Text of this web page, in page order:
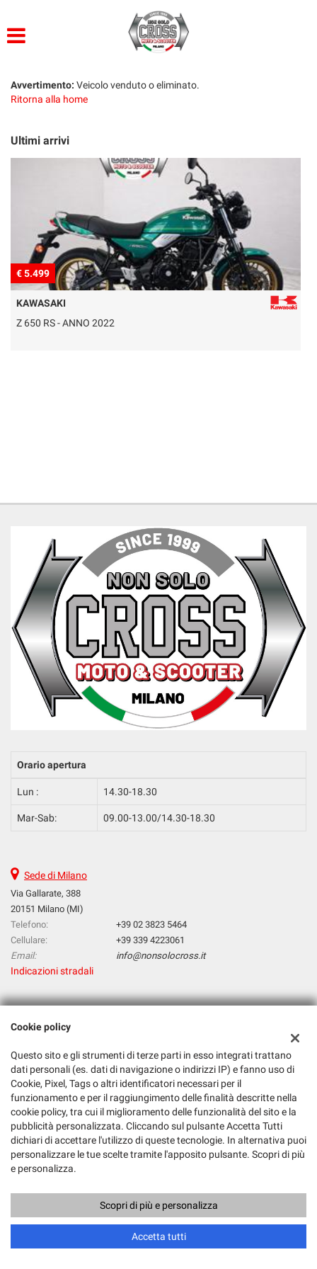
ACQUISTIAMO USATO
ASSISTENZA
Avvertimento: Veicolo venduto o eliminato.
Ritorna alla home
Ultimi arrivi
€ 5.499
KAWASAKI
Z 650 RS - ANNO 2022
Orario apertura
Lun : 14.30-18.30
Mar-Sab: 09.00-13.00/14.30-18.30
Sede di Milano
Via Gallarate, 388
20151 Milano (MI)
Telefono:
+39 02 3823 5464
Cellulare:
+39 339 4223061
Email:
info@nonsolocross.it
Indicazioni stradali
Dati fiscali:
Via Gallarate, 388, Milano (MI)
C.F/P.IVA:01121390866
Registro delle imprese:MI
Copyright © 2026 GestionaleAuto.com S.r.l., Tutti i diritti riservati -
Leggi l'informativa sulla privacy-Cookie Policy
GestionaleAuto.com
Cookie policy
Questo sito e gli strumenti di terze parti in esso integrati trattano
dati personali (es. dati di navigazione o indirizzi IP) e fanno uso di
Cookie, Pixel, Tags o altri identificatori necessari per il
funzionamento e per il raggiungimento delle finalità descritte nella
cookie policy, tra cui il miglioramento delle funzionalità del sito e la
pubblicità personalizzata. Cliccando sul pulsante Accetta Tutti
dichiari di accettare l'utilizzo di queste tecnologie. In alternativa puoi
personalizzare le tue scelte tramite l'apposito pulsante. Scopri di più
e personalizza.
Scopri di più e personalizza
Accetta tutti